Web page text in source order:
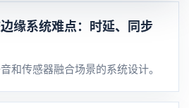
缘系统难点：时延、同步
和传感器融合场景的系统设计。